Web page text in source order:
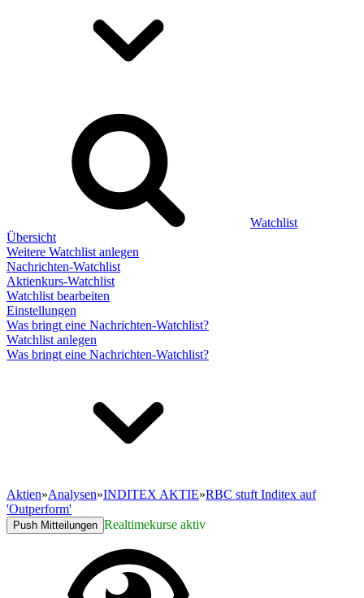
Watchlist
Übersicht
Weitere Watchlist anlegen
Nachrichten-Watchlist
Aktienkurs-Watchlist
Watchlist bearbeiten
Einstellungen
Was bringt eine Nachrichten-Watchlist?
Watchlist anlegen
Was bringt eine Nachrichten-Watchlist?
Aktien»Analysen»INDITEX AKTIE»RBC stuft Inditex auf
'Outperform'
Push Mitteilungen Realtimekurse aktiv